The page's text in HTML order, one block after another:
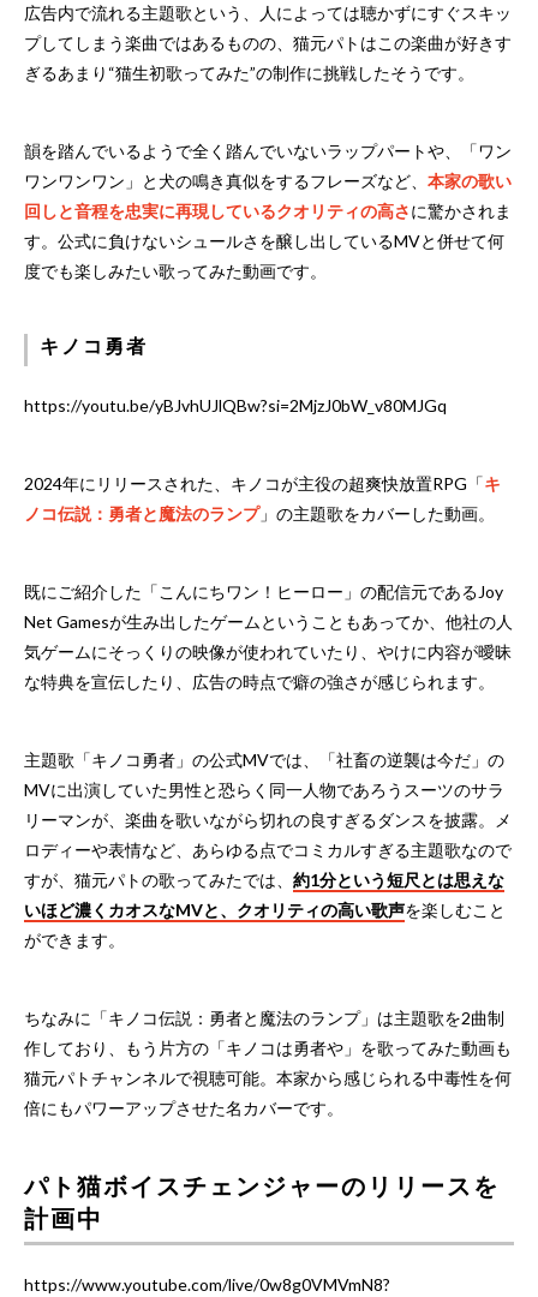
広告内で流れる主題歌という、人によっては聴かずにすぐスキッ
プしてしまう楽曲ではあるものの、猫元パトはこの楽曲が好きす
ぎるあまり“猫生初歌ってみた”の制作に挑戦したそうです。
韻を踏んでいるようで全く踏んでいないラップパートや、「ワン
ワンワンワン」と犬の鳴き真似をするフレーズなど、 本家の歌い
回しと音程を忠実に再現しているクオリティの高さに驚かされま
す。公式に負けないシュールさを醸し出しているMVと併せて何
度でも楽しみたい歌ってみた動画です。
キノコ勇者
https://youtu.be/yBJvhUJlQBw?si=2MjzJ0bW_v80MJGq
2024年にリリースされた、キノコが主役の超爽快放置RPG「キ
ノコ伝説：勇者と魔法のランプ」の主題歌をカバーした動画。
既にご紹介した「こんにちワン！ヒーロー」の配信元であるJoy
Net Gamesが生み出したゲームということもあってか、他社の人
気ゲームにそっくりの映像が使われていたり、やけに内容が曖昧
な特典を宣伝したり、広告の時点で癖の強さが感じられます。
主題歌「キノコ勇者」の公式MVでは、「社畜の逆襲は今だ」の
MVに出演していた男性と恐らく同一人物であろうスーツのサラ
リーマンが、楽曲を歌いながら切れの良すぎるダンスを披露。メ
ロディーや表情など、あらゆる点でコミカルすぎる主題歌なので
すが、猫元パトの歌ってみたでは、 約1分という短尺とは思えな
いほど濃くカオスなMVと、クオリティの高い歌声を楽しむこと
ができます。
ちなみに「キノコ伝説：勇者と魔法のランプ」は主題歌を2曲制
作しており、もう片方の「キノコは勇者や」を歌ってみた動画も
猫元パトチャンネルで視聴可能。本家から感じられる中毒性を何
倍にもパワーアップさせた名カバーです。
パト猫ボイスチェンジャーのリリースを
計画中
https://www.youtube.com/live/0w8g0VMVmN8?